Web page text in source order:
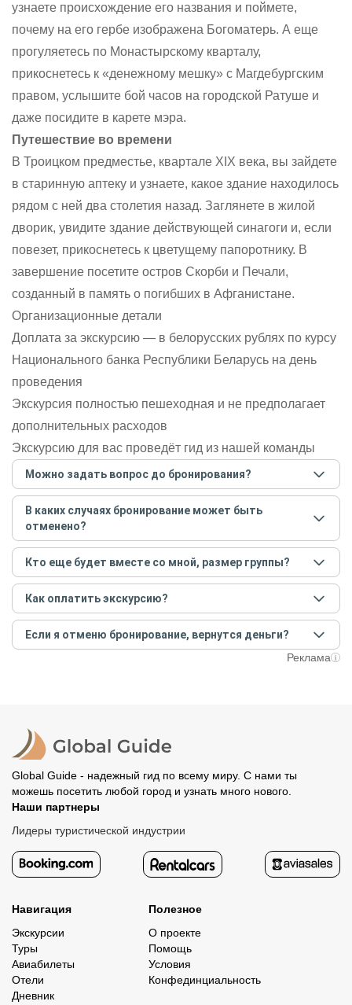
узнаете происхождение его названия и поймете,
почему на его гербе изображена Богоматерь. А еще
прогуляетесь по Монастырскому кварталу,
прикоснетесь к «денежному мешку» с Магдебургским
правом, услышите бой часов на городской Ратуше и
даже посидите в карете мэра.
Путешествие во времени
В Троицком предместье, квартале XIX века, вы зайдете
в старинную аптеку и узнаете, какое здание находилось
рядом с ней два столетия назад. Заглянете в жилой
дворик, увидите здание действующей синагоги и, если
повезет, прикоснетесь к цветущему папоротнику. В
завершение посетите остров Скорби и Печали,
созданный в память о погибших в Афганистане.
Организационные детали
Доплата за экскурсию — в белорусских рублях по курсу
Национального банка Республики Беларусь на день
проведения
Экскурсия полностью пешеходная и не предполагает
дополнительных расходов
Экскурсию для вас проведёт гид из нашей команды
Можно задать вопрос до бронирования?
Достаточно перейти по ссылке «Задать вопрос» и
написать гиду. Платить при этом не нужно. Сначала
согласуйте с гидом интересующие вас вопросы и после
этого бронируйте экскурсию.Задать вопрос.
В каких случаях бронирование может быть
отменено?
Только в случае неблагоприятных погодных условий,
например, если экскурсия на кораблике, а по прогнозу
погоды аномально-сильный ветер. При этом гид
предупредит вас об отмене, а мы вернем предоплату на
карту. Во всех остальных случаях экскурсия состоится.
Кто еще будет вместе со мной, размер группы?
Если экскурсия индивидуальная, гид проведет встречу
только для вас и вашей компании. Если групповая — на
экскурсии будут другие участники, размер зависит от
условий конкретной экскурсии.
Как оплатить экскурсию?
Создайте заказ на удобную дату и время, и внесите
предоплату как можно скорее, чтобы другие
путешественники не заняли ваше место. После этого
организатору напрямую не требуется.
Если я отменю бронирование, вернутся деньги?
При отмене за 48 часов или раньше мы вернем всюРеклама
Global Guide - надежный гид по всему миру. С нами ты
можешь посетить любой город и узнать много нового.
Наши партнеры
Лидеры туристической индустрии
Навигация
Экскурсии
Туры
Авиабилеты
Отели
Дневник
Полезное
О проекте
Помощь
Условия
Конфединциальность